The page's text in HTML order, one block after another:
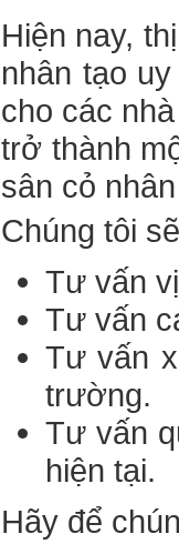
Hiện nay,
nhân tạo
cho các
trở thành
sân cỏ
Chúng tôi
Tư vấn
Tư vấn
Tư vấn
trường.
Tư vấn
hiện tại.
Hãy để